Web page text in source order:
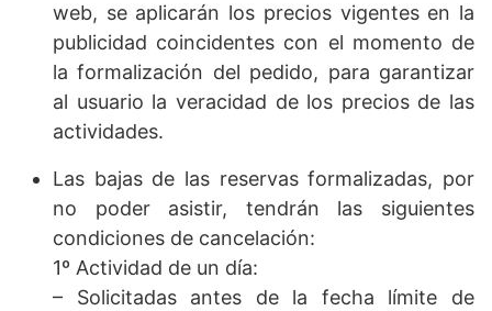
web, se aplicarán los precios vigentes en la
publicidad coincidentes con el momento de
la formalización del pedido, para garantizar
al usuario la veracidad de los precios de las
actividades.
Las bajas de las reservas formalizadas, por
no poder asistir, tendrán las siguientes
condiciones de cancelación:
1º Actividad de un día:
– Solicitadas antes de la fecha límite de